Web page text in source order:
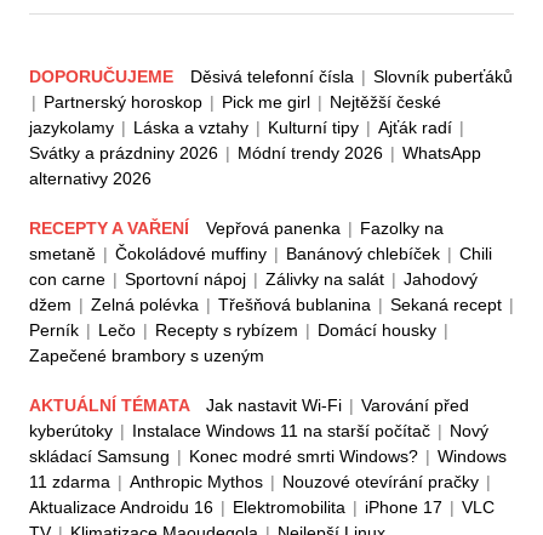
DOPORUČUJEME Děsivá telefonní čísla | Slovník puberťáků
| Partnerský horoskop | Pick me girl | Nejtěžší české
jazykolamy | Láska a vztahy | Kulturní tipy | Ajťák radí |
Svátky a prázdniny 2026 | Módní trendy 2026 | WhatsApp
alternativy 2026
RECEPTY A VAŘENÍ Vepřová panenka | Fazolky na
smetaně | Čokoládové muffiny | Banánový chlebíček | Chili
con carne | Sportovní nápoj | Zálivky na salát | Jahodový
džem | Zelná polévka | Třešňová bublanina | Sekaná recept |
Perník | Lečo | Recepty s rybízem | Domácí housky |
Zapečené brambory s uzeným
AKTUÁLNÍ TÉMATA Jak nastavit Wi-Fi | Varování před
kyberútoky | Instalace Windows 11 na starší počítač | Nový
skládací Samsung | Konec modré smrti Windows? | Windows
11 zdarma | Anthropic Mythos | Nouzové otevírání pračky |
Aktualizace Androidu 16 | Elektromobilita | iPhone 17 | VLC